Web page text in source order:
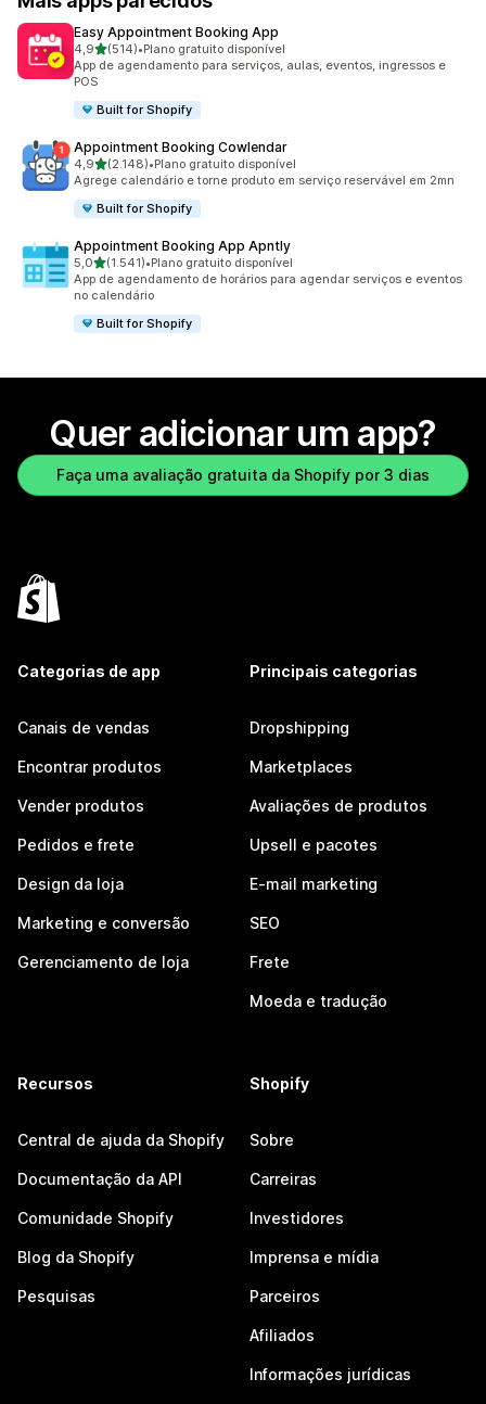
Easy Appointment Booking App
4,9de 5 estrelas
(514)
514 avaliações ao todo
•Plano gratuito disponível
App de agendamento para serviços, aulas, eventos, ingressos e
POS
Built for Shopify
Appointment Booking Cowlendar
4,9de 5 estrelas
(2.148)
2148 avaliações ao todo
•Plano gratuito disponível
Agrege calendário e torne produto em serviço reservável em 2mn
Built for Shopify
Appointment Booking App Apntly
5,0de 5 estrelas
(1.541)
1541 avaliações ao todo
•Plano gratuito disponível
App de agendamento de horários para agendar serviços e eventos
no calendário
Built for Shopify
Quer adicionar um app?
Faça uma avaliação gratuita da Shopify por 3 dias
Categorias de app
Canais de vendas
Encontrar produtos
Vender produtos
Pedidos e frete
Design da loja
Marketing e conversão
Gerenciamento de loja
Principais categorias
Dropshipping
Marketplaces
Avaliações de produtos
Upsell e pacotes
E-mail marketing
SEO
Frete
Moeda e tradução
Recursos
Central de ajuda da Shopify
Documentação da API
Comunidade Shopify
Blog da Shopify
Pesquisas
Shopify
Sobre
Carreiras
Investidores
Imprensa e mídia
Parceiros
Afiliados
Informações jurídicas